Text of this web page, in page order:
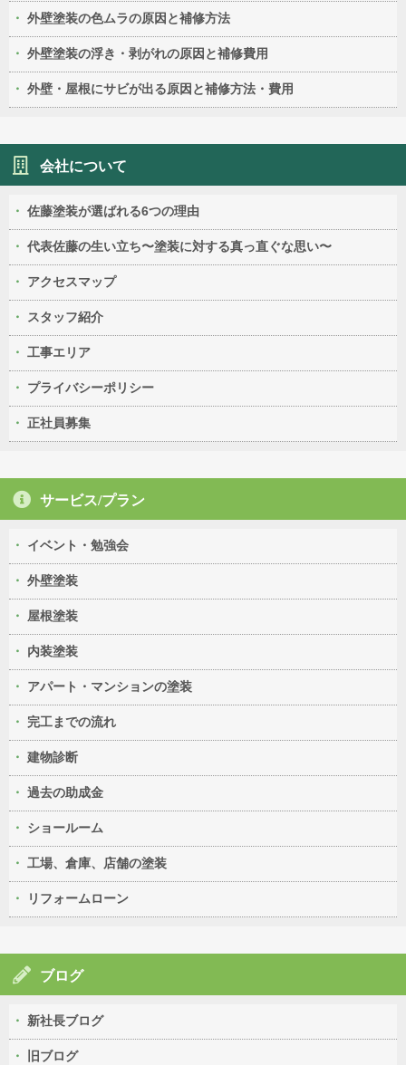
外壁塗装の色ムラの原因と補修方法
外壁塗装の浮き・剥がれの原因と補修費用
外壁・屋根にサビが出る原因と補修方法・費用
会社について
佐藤塗装が選ばれる6つの理由
代表佐藤の生い立ち〜塗装に対する真っ直ぐな思い〜
アクセスマップ
スタッフ紹介
工事エリア
プライバシーポリシー
正社員募集
サービス/プラン
イベント・勉強会
外壁塗装
屋根塗装
内装塗装
アパート・マンションの塗装
完工までの流れ
建物診断
過去の助成金
ショールーム
工場、倉庫、店舗の塗装
リフォームローン
ブログ
新社長ブログ
旧ブログ